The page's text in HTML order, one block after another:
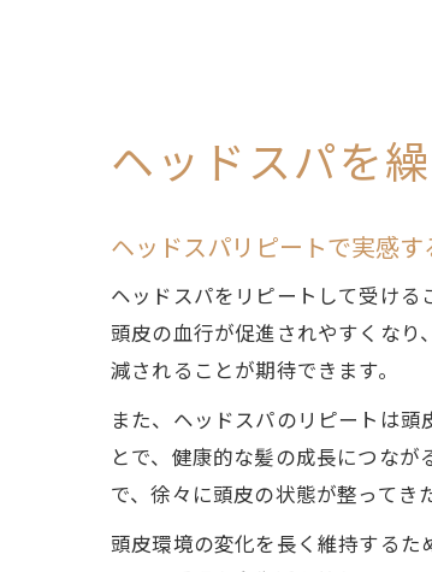
ヘッドスパを
ヘッドスパリピートで実感
ヘッドスパをリピートして受ける
頭皮の血行が促進されやすくな
減されることが期待できます。
また、ヘッドスパのリピートは
とで、健康的な髪の成長につな
で、徐々に頭皮の状態が整ってき
頭皮環境の変化を長く維持する